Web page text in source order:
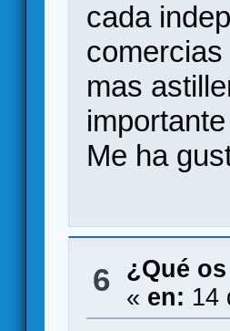
cada
mas
Me ha
6 ¿Qué
« en: 14